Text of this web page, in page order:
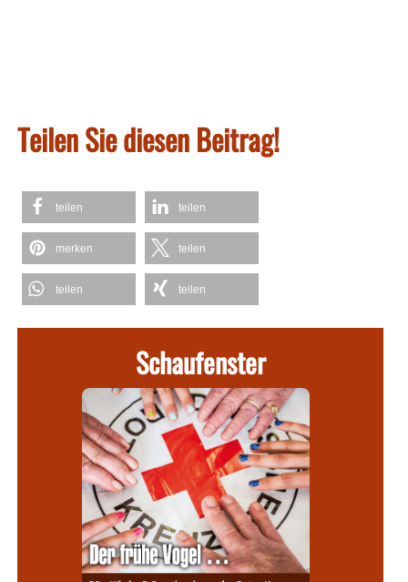
Teilen Sie diesen Beitrag!
teilen teilen
merken teilen
teilen teilen
Schaufenster